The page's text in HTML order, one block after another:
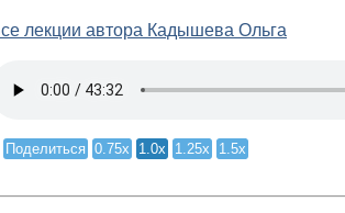
лекции автора Кадышева Ольга
Поделиться 0.75x 1.0x 1.25x 1.5x